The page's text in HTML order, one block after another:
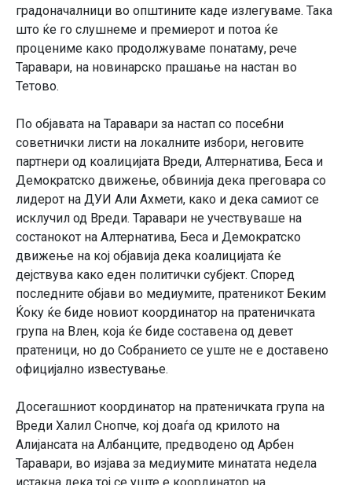
градоначалници во општините каде излегуваме. Така
што ќе го слушнеме и премиерот и потоа ќе
процениме како продолжуваме понатаму, рече
Таравари, на новинарско прашање на настан во
Тетово.
По објавата на Таравари за настап со посебни
советнички листи на локалните избори, неговите
партнери од коалицијата Вреди, Алтернатива, Беса и
Демократско движење, обвинија дека преговара со
лидерот на ДУИ Али Ахмети, како и дека самиот се
исклучил од Вреди. Таравари не учествуваше на
состанокот на Алтернатива, Беса и Демократско
движење на кој објавија дека коалицијата ќе
дејствува како еден политички субјект. Според
последните објави во медиумите, пратеникот Беким
Ќоку ќе биде новиот координатор на пратеничката
група на Влен, која ќе биде составена од девет
пратеници, но до Собранието се уште не е доставено
официјално известување.
Досегашниот координатор на пратеничката група на
Вреди Халил Снопче, кој доаѓа од крилото на
Алијансата на Албанците, предводено од Арбен
Таравари, во изјава за медиумите минатата недела
истакна дека тој се уште е координатор на